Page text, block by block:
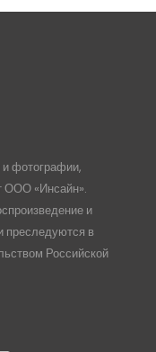
фотографии,
ООО «Инсайн».
и
преследуются в
Российской